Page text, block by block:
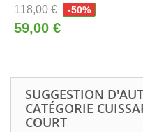
118,00 €
-50%
59,00 €
SUGGESTION
CATÉGORIE
COURT